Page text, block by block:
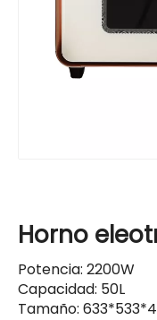
Horno
Potencia: 2200W
Capacidad: 50L
Tamaño: